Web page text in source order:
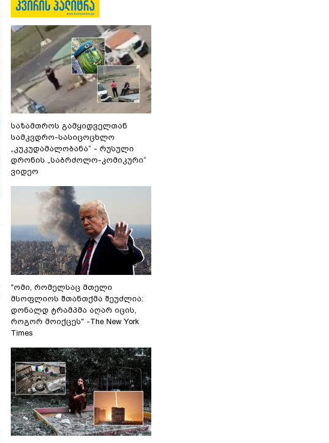
საზამთროს გამყიდველთან
სამკვდრო-სასიცოცხლო
„კუკუდამალობანა“ - რუსული
დრონის „საბრძოლო-კომიკური“
ვიდეო
"ომი, რომელსაც მთელი
მსოფლიოს შთანთქმა შეუძლია:
დონალდ ტრამპმა აღარ იცის,
როგორ მოიქცეს" -The New York
Times